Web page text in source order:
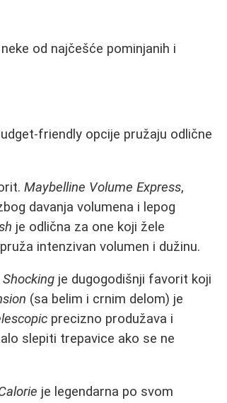
od najčešće pominjanih i
friendly opcije pružaju odlične
Maybelline Volume Express,
davanja volumena i lepog
je odlična za one koji žele
pruža intenzivan volumen i dužinu.
je dugogodišnji favorit koji
(sa belim i crnim delom) je
precizno produžava i
slepiti trepavice ako se ne
je legendarna po svom